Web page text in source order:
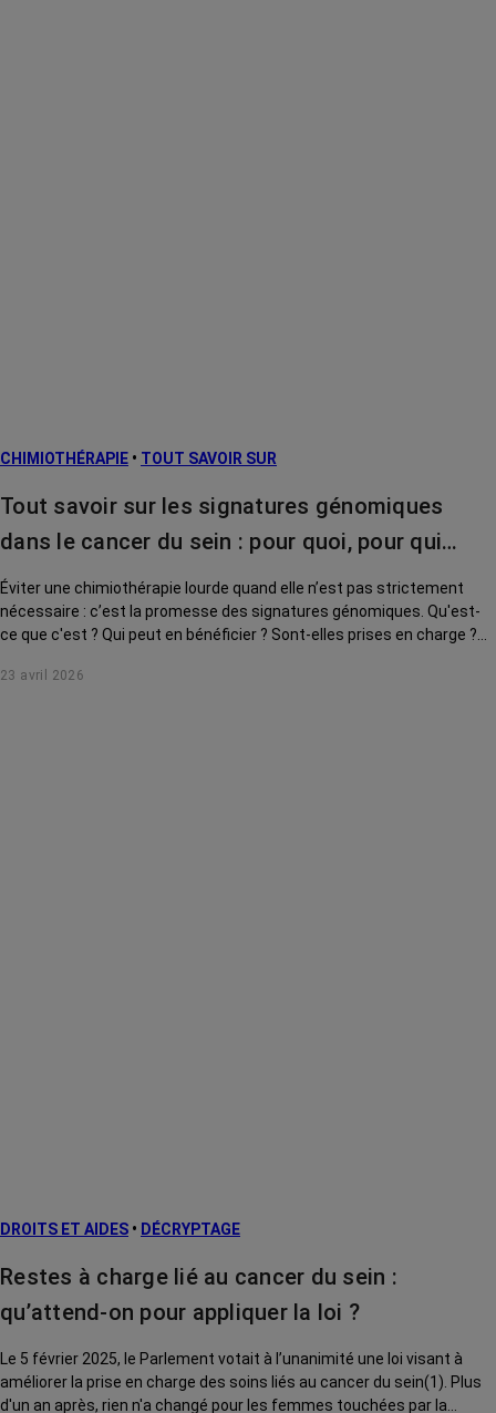
CHIMIOTHÉRAPIE • TOUT SAVOIR SUR
Tout savoir sur les signatures génomiques
dans le cancer du sein : pour quoi, pour qui…
Éviter une chimiothérapie lourde quand elle n’est pas strictement
nécessaire : c’est la promesse des signatures génomiques. Qu'est-
ce que c'est ? Qui peut en bénéficier ? Sont-elles prises en charge ?
23 avril 2026
DROITS ET AIDES • DÉCRYPTAGE
Restes à charge lié au cancer du sein :
qu’attend-on pour appliquer la loi ?
Le 5 février 2025, le Parlement votait à l’unanimité une loi visant à
améliorer la prise en charge des soins liés au cancer du sein(1). Plus
d'un an après, rien n'a changé pour les femmes touchées par la